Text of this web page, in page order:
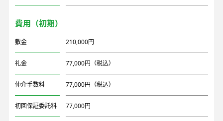
費用（初期）
敷金 210,000円
礼金 77,000円（税込）
仲介手数料 77,000円（税込）
初回保証委託料 77,000円